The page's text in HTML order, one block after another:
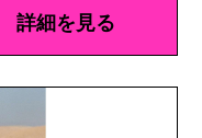
詳細を見る